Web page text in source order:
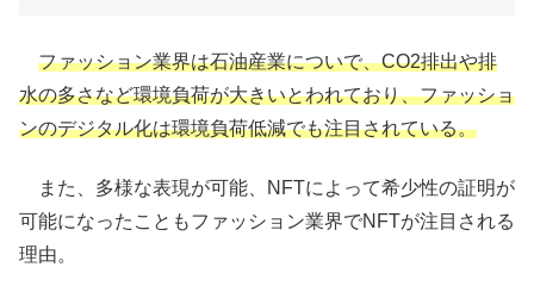
ファッション業界は石油産業についで、CO2排出や排
水の多さなど環境負荷が大きいとわれており、ファッショ
ンのデジタル化は環境負荷低減でも注目されている。
また、多様な表現が可能、NFTによって希少性の証明が
可能になったこともファッション業界でNFTが注目される
理由。